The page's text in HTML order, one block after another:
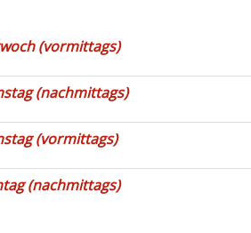
(vormittags)
(nachmittags)
(vormittags)
(nachmittags)